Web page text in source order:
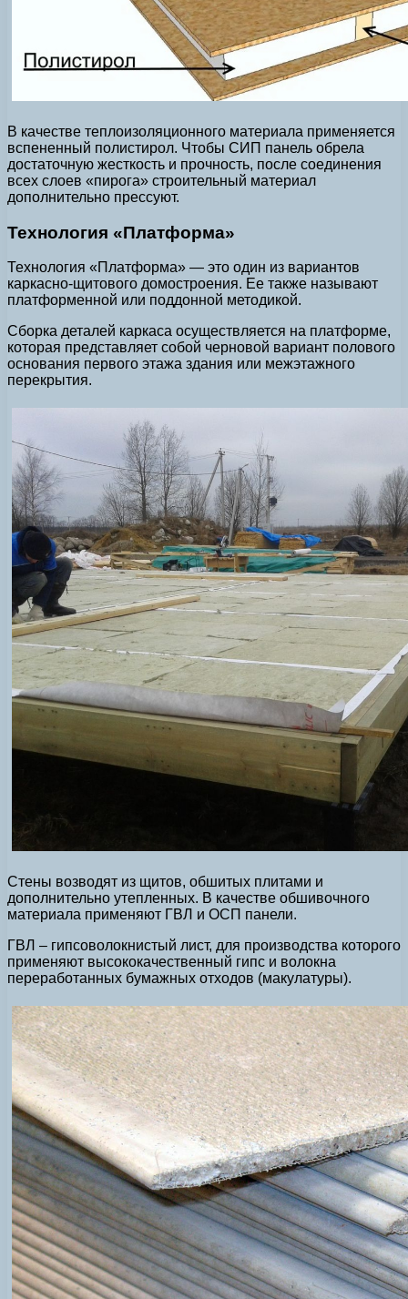
В качестве теплоизоляционного материала применяется
вспененный полистирол. Чтобы СИП панель обрела
достаточную жесткость и прочность, после соединения
всех слоев «пирога» строительный материал
дополнительно прессуют.
Технология «Платформа»
Технология «Платформа» — это один из вариантов
каркасно-щитового домостроения. Ее также называют
платформенной или поддонной методикой.
Сборка деталей каркаса осуществляется на платформе,
которая представляет собой черновой вариант полового
основания первого этажа здания или межэтажного
перекрытия.
Стены возводят из щитов, обшитых плитами и
дополнительно утепленных. В качестве обшивочного
материала применяют ГВЛ и ОСП панели.
ГВЛ – гипсоволокнистый лист, для производства которого
применяют высококачественный гипс и волокна
переработанных бумажных отходов (макулатуры).